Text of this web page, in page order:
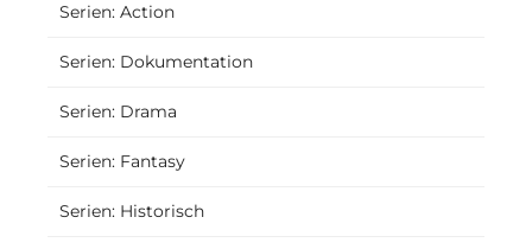
Serien: Action
Serien: Dokumentation
Serien: Drama
Serien: Fantasy
Serien: Historisch